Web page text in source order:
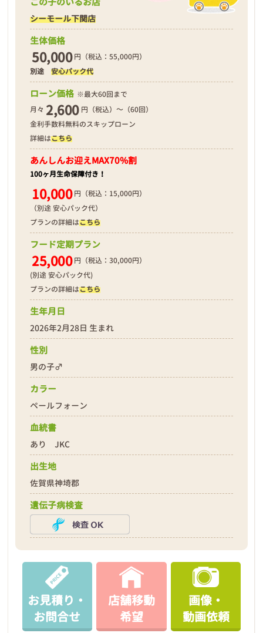
2026年03月01日
❮ ❯
❮ ❯
シーモール下関店
生体価格
50,000 円（税込：55,000円）
別途安心パック代
ローン価格 ※最大60回まで
月々 2,600 円（税込）～（60回）
金利手数料無料のスキップローン
詳細はこちら
あんしんお迎えMAX70%割
100ヶ月生命保障付き！
10,000 円（税込：15,000円）
（別途 安心パック代）
プランの詳細はこちら
フード定期プラン
25,000 円（税込：30,000円）
(別途 安心パック代)
プランの詳細はこちら
生年月日
2026年2月28日 生まれ
性別
男の子♂
カラー
ペールフォーン
血統書
あり JKC
出生地
佐賀県神埼郡
遺伝子病検査
お見積り・
お問合せ
店舗移動
希望
画像・
動画依頼